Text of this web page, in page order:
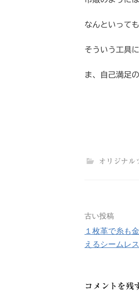
なんといって
そういう工具
ま、自己満足
オリジナル
投
稿
ビ
古い投稿
１枚革で糸も
えるシームレ
コメントを残